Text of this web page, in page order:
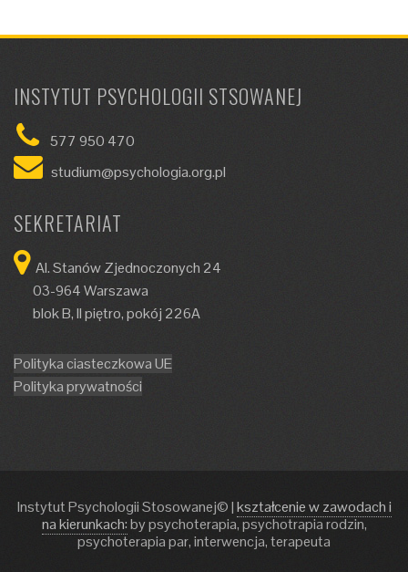
INSTYTUT PSYCHOLOGII STSOWANEJ
577 950 470
studium@psychologia.org.pl
SEKRETARIAT
Al. Stanów Zjednoczonych 24
03-964 Warszawa
blok B, II piętro, pokój 226A
Polityka ciasteczkowa UE
Polityka prywatności
Instytut Psychologii Stosowanej©|kształcenie w zawodach i
na kierunkach:by psychoterapia, psychotrapia rodzin,
psychoterapia par, interwencja, terapeuta